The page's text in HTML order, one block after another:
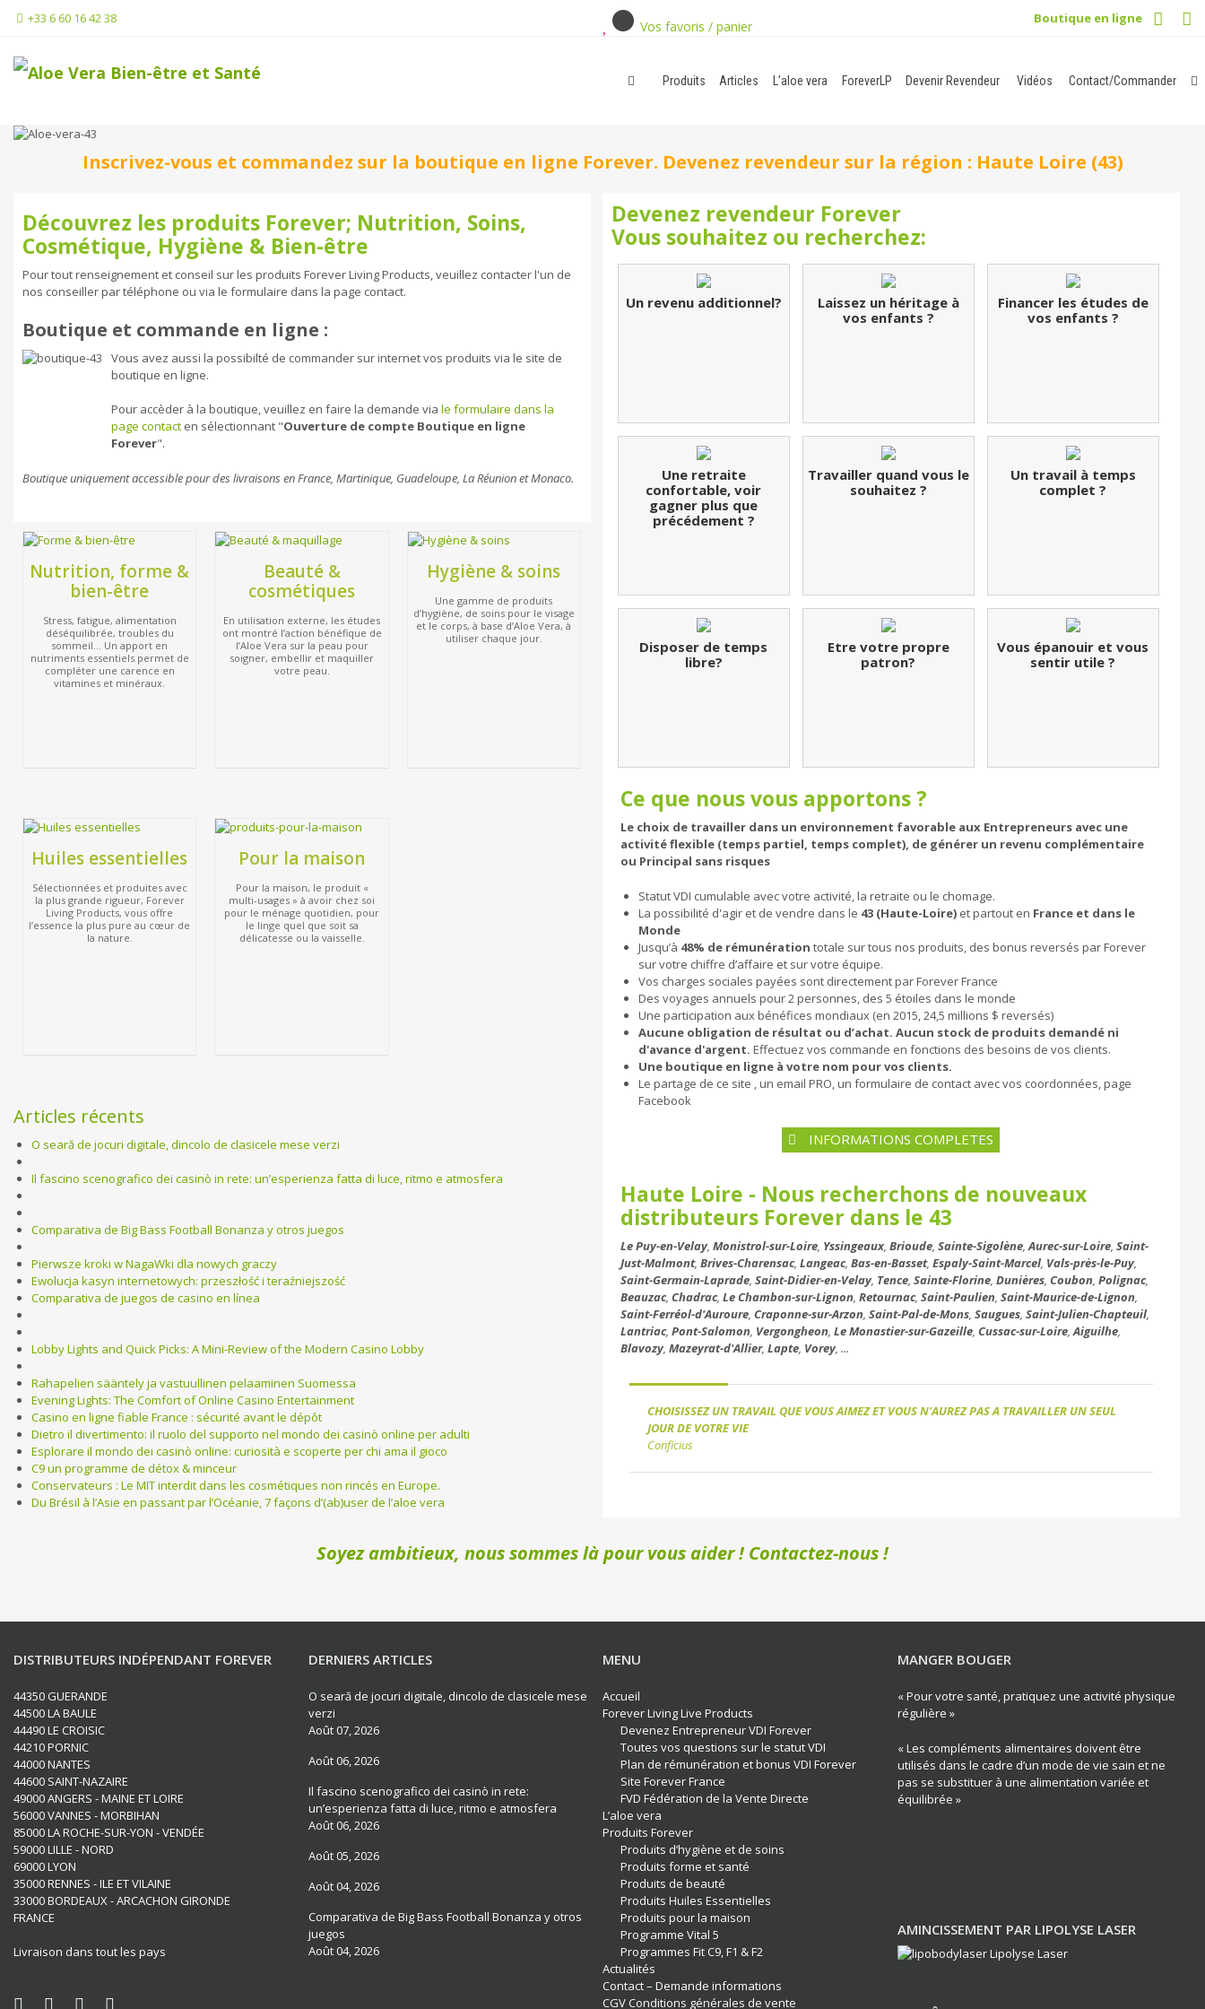
+33 6 60 16 42 38 Vos favoris / panier Boutique en ligne
Produits Articles L’aloe vera ForeverLP Devenir Revendeur Vidéos Contact/Commander
Inscrivez-vous et commandez sur la boutique en ligne Forever. Devenez revendeur sur la région : Haute Loire (43)
Découvrez les produits Forever; Nutrition, Soins,
Cosmétique, Hygiène & Bien-être
Pour tout renseignement et conseil sur les produits Forever Living Products, veuillez contacter l'un de
nos conseiller par téléphone ou via le formulaire dans la page contact.
Boutique et commande en ligne :
Vous avez aussi la possibilté de commander sur internet vos produits via le site de
boutique en ligne.
Pour accèder à la boutique, veuillez en faire la demande via le formulaire dans la
page contact en sélectionnant "Ouverture de compte Boutique en ligne
Forever".
Boutique uniquement accessible pour des livraisons en France, Martinique, Guadeloupe, La Réunion et Monaco.
Nutrition, forme &
bien-être
Stress, fatigue, alimentation
déséquilibrée, troubles du
sommeil… Un apport en
nutriments essentiels permet de
compléter une carence en
vitamines et minéraux.
Beauté &
cosmétiques
En utilisation externe, les études
ont montré l’action bénéfique de
l’Aloe Vera sur la peau pour
soigner, embellir et maquiller
votre peau.
Hygiène & soins
Une gamme de produits
d’hygiène, de soins pour le visage
et le corps, à base d’Aloe Vera, à
utiliser chaque jour.
Huiles essentielles
Sélectionnées et produites avec
la plus grande rigueur, Forever
Living Products, vous offre
l’essence la plus pure au cœur de
la nature.
Pour la maison
Pour la maison, le produit «
multi-usages » à avoir chez soi
pour le ménage quotidien, pour
le linge quel que soit sa
délicatesse ou la vaisselle.
Articles récents
O seară de jocuri digitale, dincolo de clasicele mese verzi
Il fascino scenografico dei casinò in rete: un’esperienza fatta di luce, ritmo e atmosfera
Comparativa de Big Bass Football Bonanza y otros juegos
Pierwsze kroki w NagaWki dla nowych graczy
Ewolucja kasyn internetowych: przeszłość i teraźniejszość
Comparativa de juegos de casino en línea
Lobby Lights and Quick Picks: A Mini-Review of the Modern Casino Lobby
Rahapelien sääntely ja vastuullinen pelaaminen Suomessa
Evening Lights: The Comfort of Online Casino Entertainment
Casino en ligne fiable France : sécurité avant le dépôt
Dietro il divertimento: il ruolo del supporto nel mondo dei casinò online per adulti
Esplorare il mondo dei casinò online: curiosità e scoperte per chi ama il gioco
C9 un programme de détox & minceur
Conservateurs : Le MIT interdit dans les cosmétiques non rincés en Europe.
Du Brésil à l’Asie en passant par l’Océanie, 7 façons d’(ab)user de l’aloe vera
Devenez revendeur Forever
Vous souhaitez ou recherchez:
Un revenu additionnel?
Laissez un héritage à
vos enfants ?
Financer les études de
vos enfants ?
Une retraite
confortable, voir
gagner plus que
précédement ?
Travailler quand vous le
souhaitez ?
Un travail à temps
complet ?
Disposer de temps
libre?
Etre votre propre
patron?
Vous épanouir et vous
sentir utile ?
Ce que nous vous apportons ?
Le choix de travailler dans un environnement favorable aux Entrepreneurs avec une
activité flexible (temps partiel, temps complet), de générer un revenu complémentaire
ou Principal sans risques
Statut VDI cumulable avec votre activité, la retraite ou le chomage.
La possibilité d'agir et de vendre dans le 43 (Haute-Loire) et partout en France et dans le
Monde
Jusqu’à 48% de rémunérationtotale sur tous nos produits, des bonus reversés par Forever
sur votre chiffre d’affaire et sur votre équipe.
Vos charges sociales payées sont directement par Forever France
Des voyages annuels pour 2 personnes, des 5 étoiles dans le monde
Une participation aux bénéfices mondiaux (en 2015, 24,5 millions $ reversés)
Aucune obligation de résultat ou d’achat. Aucun stock de produits demandé ni
d'avance d'argent. Effectuez vos commande en fonctions des besoins de vos clients.
Une boutique en ligne à votre nom pour vos clients.
Le partage de ce site , un email PRO, un formulaire de contact avec vos coordonnées, page
Facebook
INFORMATIONS COMPLETES
Haute Loire - Nous recherchons de nouveaux
distributeurs Forever dans le 43
Le Puy-en-Velay,Monistrol-sur-Loire, Yssingeaux,Brioude,Sainte-Sigolène,Aurec-sur-Loire,Saint-
Just-Malmont,Brives-Charensac,Langeac,Bas-en-Basset,Espaly-Saint-Marcel, Vals-près-le-Puy,
Saint-Germain-Laprade,Saint-Didier-en-Velay, Tence,Sainte-Florine,Dunières,Coubon,Polignac,
Beauzac,Chadrac,Le Chambon-sur-Lignon,Retournac,Saint-Paulien,Saint-Maurice-de-Lignon,
Saint-Ferréol-d'Auroure,Craponne-sur-Arzon,Saint-Pal-de-Mons,Saugues,Saint-Julien-Chapteuil,
Lantriac,Pont-Salomon, Vergongheon,Le Monastier-sur-Gazeille,Cussac-sur-Loire,Aiguilhe,
Blavozy,Mazeyrat-d'Allier,Lapte, Vorey, ...
CHOISISSEZ UN TRAVAIL QUE VOUS AIMEZ ET VOUS N'AUREZ PAS A TRAVAILLER UN SEUL
JOUR DE VOTRE VIE
Conficius
Soyez ambitieux, nous sommes là pour vous aider ! Contactez-nous !
DISTRIBUTEURS INDÉPENDANT FOREVER
44350 GUERANDE
44500 LA BAULE
44490 LE CROISIC
44210 PORNIC
44000 NANTES
44600 SAINT-NAZAIRE
49000 ANGERS - MAINE ET LOIRE
56000 VANNES - MORBIHAN
85000 LA ROCHE-SUR-YON - VENDÉE
59000 LILLE - NORD
69000 LYON
35000 RENNES - ILE ET VILAINE
33000 BORDEAUX - ARCACHON GIRONDE
FRANCE
Livraison dans tout les pays
DERNIERS ARTICLES
O seară de jocuri digitale, dincolo de clasicele mese
verzi
Août 07, 2026
Août 06, 2026
Il fascino scenografico dei casinò in rete:
un’esperienza fatta di luce, ritmo e atmosfera
Août 06, 2026
Août 05, 2026
Août 04, 2026
Comparativa de Big Bass Football Bonanza y otros
juegos
Août 04, 2026
MENU
Accueil
Forever Living Live Products
Devenez Entrepreneur VDI Forever
Toutes vos questions sur le statut VDI
Plan de rémunération et bonus VDI Forever
Site Forever France
FVD Fédération de la Vente Directe
L’aloe vera
Produits Forever
Produits d’hygiène et de soins
Produits forme et santé
Produits de beauté
Produits Huiles Essentielles
Produits pour la maison
Programme Vital 5
Programmes Fit C9, F1 & F2
Actualités
Contact – Demande informations
CGV Conditions générales de vente
MANGER BOUGER
« Pour votre santé, pratiquez une activité physique
régulière »
« Les compléments alimentaires doivent être
utilisés dans le cadre d’un mode de vie sain et ne
pas se substituer à une alimentation variée et
équilibrée »
AMINCISSEMENT PAR LIPOLYSE LASER